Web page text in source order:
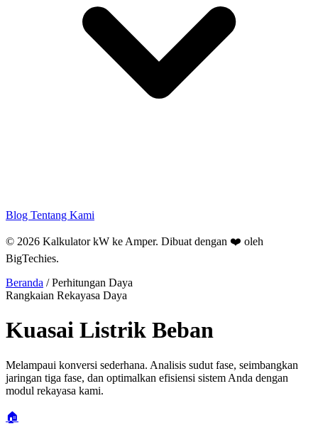
Blog Tentang Kami
© 2026 Kalkulator kW ke Amper. Dibuat dengan ❤️ oleh
BigTechies.
Beranda / Perhitungan Daya
Rangkaian Rekayasa Daya
Kuasai Listrik Beban
Melampaui konversi sederhana. Analisis sudut fase, seimbangkan
jaringan tiga fase, dan optimalkan efisiensi sistem Anda dengan
modul rekayasa kami.
🏠